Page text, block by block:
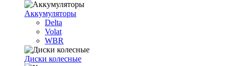
Аккумуляторы
Delta
Volat
WBR
Диски колесные